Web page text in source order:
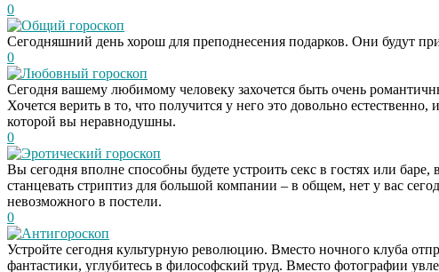
0
Общий гороскоп
Сегодняшний день хорош для преподнесения подарков. Они будут
0
Любовный гороскоп
Сегодня вашему любимому человеку захочется быть очень
Хочется верить в то, что получится у него это довольно
которой вы неравнодушны.
0
Эротический гороскоп
Вы сегодня вполне способны будете устроить секс в гостях или
станцевать стриптиз для большой компании – в общем, нет у вас
невозможного в постели.
0
Антигороскоп
Устройте сегодня культурную революцию. Вместо ночного клуба
фантастики, углубитесь в философский труд. Вместо фотографии